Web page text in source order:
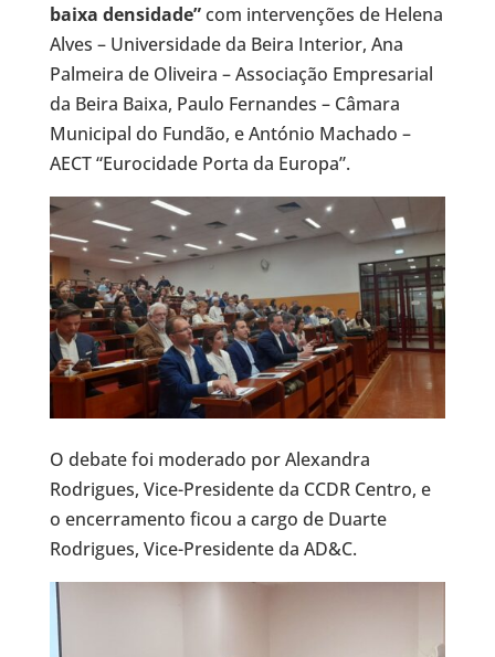
baixa densidade”com intervenções de Helena
Alves – Universidade da Beira Interior, Ana
Palmeira de Oliveira – Associação Empresarial
da Beira Baixa, Paulo Fernandes – Câmara
Municipal do Fundão, e António Machado –
AECT “Eurocidade Porta da Europa”.
O debate foi moderado por Alexandra
Rodrigues, Vice-Presidente da CCDR Centro, e
o encerramento ficou a cargo de Duarte
Rodrigues, Vice-Presidente da AD&C.